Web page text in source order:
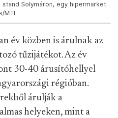
Solymáron, egy hipermarket
MTI
év közben is árulnak az
tűzijátékot. Az év
30-40 árusítóhellyel
régióban.
árulják a
helyeken, mint a